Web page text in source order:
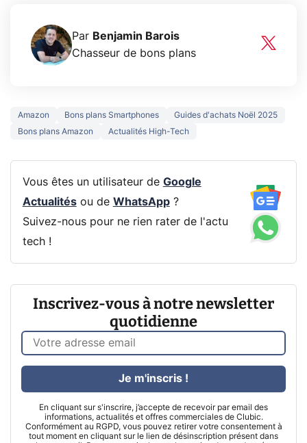
Par Benjamin Barois
Chasseur de bons plans
Amazon Bons plans Smartphones
Guides d'achats Noël 2025
Bons plans Amazon
Actualités High-Tech
Vous êtes un utilisateur de Google
Actualitésou de WhatsApp?
Suivez-nous pour ne rien rater de l'actu
tech !
Inscrivez-vous à notre newsletter
quotidienne
En cliquant sur s'inscrire, j’accepte de recevoir par email des
informations, actualités et offres commerciales de Clubic.
Conformément au RGPD, vous pouvez retirer votre consentement à
tout moment en cliquant sur le lien de désinscription présent dans
Je m'inscris !